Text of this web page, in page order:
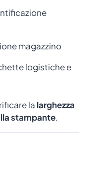
magazzino
logistiche e
la larghezza
stampante.